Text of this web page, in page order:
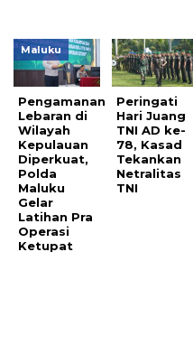
Maluku
Pengamanan
Lebaran di
Wilayah
Kepulauan
Diperkuat,
Polda
Maluku
Gelar
Latihan Pra
Operasi
Ketupat
Peringati
Hari Juang
TNI AD ke-
78, Kasad
Tekankan
Netralitas
TNI